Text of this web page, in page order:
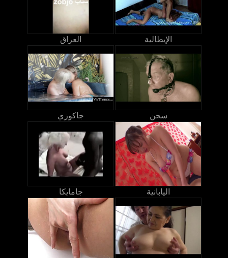
العراق الإيطالية
جاكوزي سجن
جامايكا اليابانية